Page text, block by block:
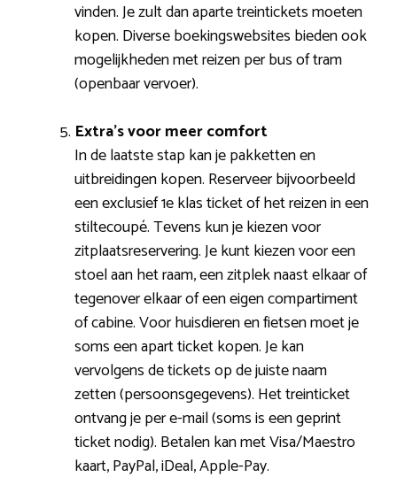
vinden. Je zult dan aparte treintickets moeten
kopen. Diverse boekingswebsites bieden ook
mogelijkheden met reizen per bus of tram
(openbaar vervoer).
Extra’s voor meer comfort
In de laatste stap kan je pakketten en
uitbreidingen kopen. Reserveer bijvoorbeeld
een exclusief 1e klas ticket of het reizen in een
stiltecoupé. Tevens kun je kiezen voor
zitplaatsreservering. Je kunt kiezen voor een
stoel aan het raam, een zitplek naast elkaar of
tegenover elkaar of een eigen compartiment
of cabine. Voor huisdieren en fietsen moet je
soms een apart ticket kopen. Je kan
vervolgens de tickets op de juiste naam
zetten (persoonsgegevens). Het treinticket
ontvang je per e-mail (soms is een geprint
ticket nodig). Betalen kan met Visa/Maestro
kaart, PayPal, iDeal, Apple-Pay.